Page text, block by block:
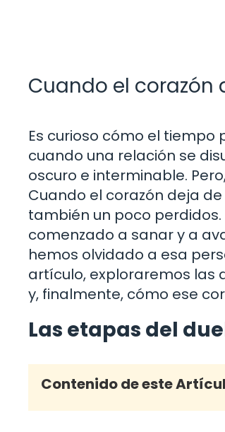
Cuando el corazón
Es curioso cómo el
cuando una relación se
oscuro e interminable.
Cuando el corazón deja
también un poco
comenzado a sanar y a
hemos olvidado a esa
artículo, exploraremos las
y, finalmente, cómo ese
Las etapas del
Contenido de este